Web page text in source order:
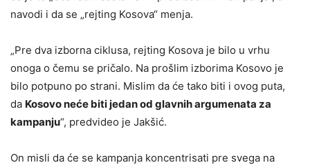
navodi i da se „rejting Kosova“ menja.
„Pre dva izborna ciklusa, rejting Kosova je bilo u vrhu
onoga o čemu se pričalo. Na prošlim izborima Kosovo je
bilo potpuno po strani. Mislim da će tako biti i ovog puta,
da Kosovo neće biti jedan od glavnih argumenata za
kampanju“, predvideo je Jakšić.
On misli da će se kampanja koncentrisati pre svega na